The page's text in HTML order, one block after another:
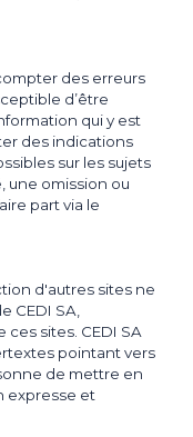
des erreurs
d’être
qui y est
des indications
sur les sujets
une omission ou
part via le
d'autres sites ne
CEDI SA,
sites. CEDI SA
pointant vers
de mettre en
expresse et